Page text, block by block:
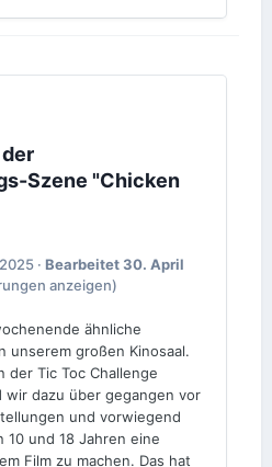
Szene "Chicken
· Bearbeitet30. April
anzeigen)
ähnliche
unserem großen Kinosaal.
der Tic Toc Challenge
wir dazu über gegangen vor
und vorwiegend
10 und 18 Jahren eine
Film zu machen. Das hat